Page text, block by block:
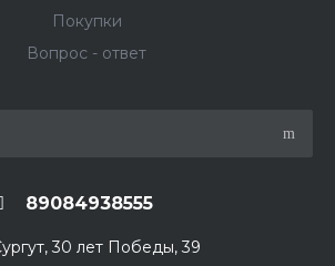
Покупки
Вопрос - ответ
89084938555
30 лет Победы, 39